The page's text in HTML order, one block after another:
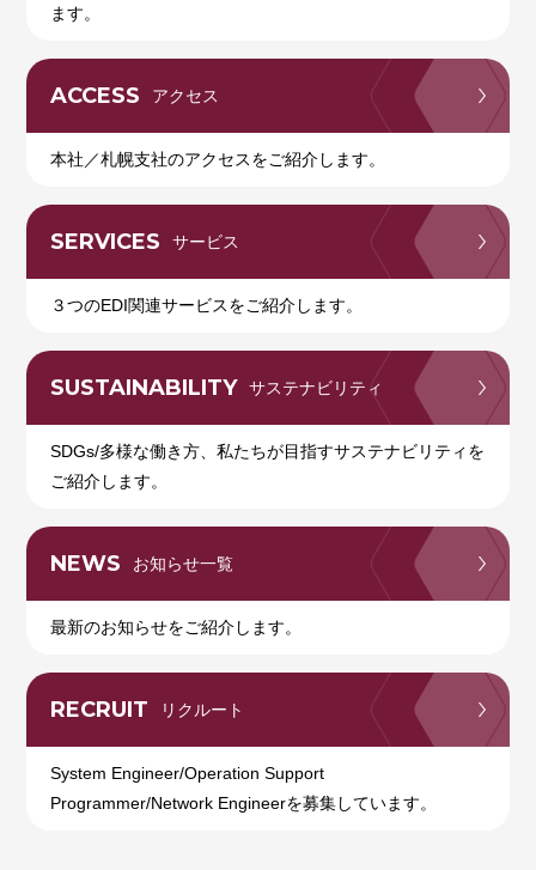
ます。
ACCESS アクセス
本社／札幌支社のアクセスをご紹介します。
SERVICES サービス
３つのEDI関連サービスをご紹介します。
SUSTAINABILITY サステナビリティ
SDGs/多様な働き方、私たちが目指すサステナビリティを
ご紹介します。
NEWS お知らせ一覧
最新のお知らせをご紹介します。
RECRUIT リクルート
System Engineer/Operation Support
Programmer/Network Engineerを募集しています。